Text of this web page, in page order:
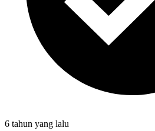
6 tahun yang lalu